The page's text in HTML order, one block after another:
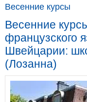
Весенние курсы
Весенние
французского
Швейцарии:
(Лозанна)